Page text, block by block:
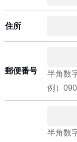
住所
郵便番号
半角数
例）
半角数